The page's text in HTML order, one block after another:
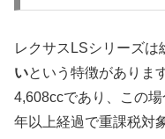
レクサスLSシリーズは
いという特徴がありま
4,608ccであり、この
年以上経過で重課税対